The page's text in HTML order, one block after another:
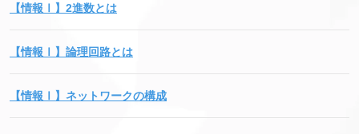
【情報Ⅰ】2進数とは
【情報Ⅰ】論理回路とは
【情報Ⅰ】ネットワークの構成